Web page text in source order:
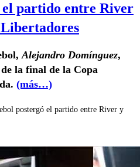
el partido entre River
Alejandro Domínguez,
la final de la Copa
(más…)
postergó el partido entre River y